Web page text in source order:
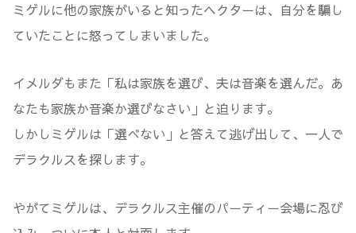
ミゲルに他の家族がいると知ったヘクターは、自分を騙し
ていたことに怒ってしまいました。
イメルダもまた「私は家族を選び、夫は音楽を選んだ。あ
なたも家族か音楽か選びなさい」と迫ります。
しかしミゲルは「選べない」と答えて逃げ出して、一人で
デラクルスを探します。
やがてミゲルは、デラクルス主催のパーティー会場に忍び